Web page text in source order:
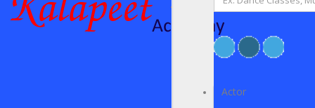
Actor